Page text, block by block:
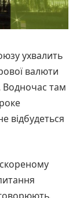
ухвалить
валюти
Водночас там
відбудеться